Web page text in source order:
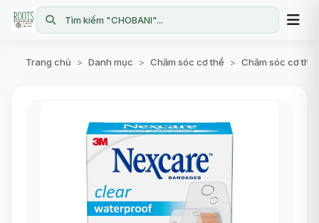
Tìm kiếm "CHOBANI"...
Trang chủ > Danh mục > Chăm sóc cơ thể > Chăm sóc cơ thể